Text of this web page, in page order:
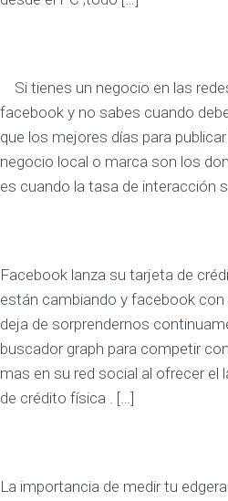
Si tienes un negocio en las
facebook y no sabes cuando
que los mejores días para
negocio local o marca son los
es cuando la tasa de interacción
Facebook lanza su tarjeta de
están cambiando y facebook con
deja de sorprendernos
buscador graph para competir
mas en su red social al ofrecer el
de crédito física . […]
La importancia de medir tu